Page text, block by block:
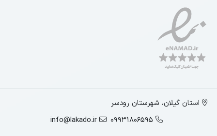
استان گیلان، شهرستان رودسر
09931806595
info@lakado.ir